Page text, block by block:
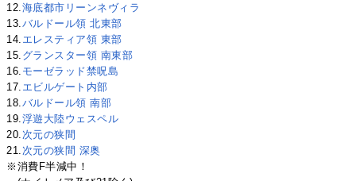
12. 海底都市リーンネヴィラ
13. バルドール領 北東部
14. エレスティア領 東部
15. グランスター領 南東部
16. モーゼラッド禁呪島
17. エビルゲート内部
18. バルドール領 南部
19. 浮遊大陸ウェスペル
20. 次元の狭間
21. 次元の狭間 深奥
※消費F半減中！